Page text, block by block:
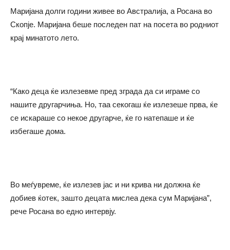
Маријана долги години живее во Австралија, а Росана во
Скопје. Маријана беше последен пат на посета во родниот
крај минатото лето.
“Како деца ќе излезевме пред зграда да си играме со
нашите другарчиња. Но, таа секогаш ќе излезеше прва, ќе
се искараше со некое другарче, ќе го натепаше и ќе
избегаше дома.
Во меѓувреме, ќе излезев јас и ни крива ни должна ќе
добиев ќотек, зашто децата мислеа дека сум Маријана”,
рече Росана во едно интервју.